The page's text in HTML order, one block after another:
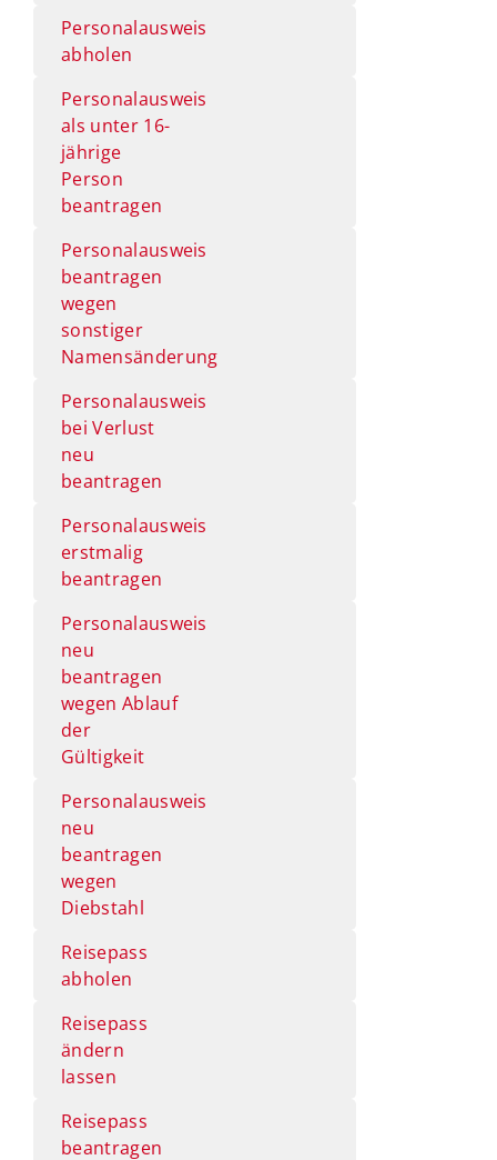
Personalausweis
abholen
Personalausweis
als unter 16-
jährige
Person
beantragen
Personalausweis
beantragen
wegen
sonstiger
Namensänderung
Personalausweis
bei Verlust
neu
beantragen
Personalausweis
erstmalig
beantragen
Personalausweis
neu
beantragen
wegen Ablauf
der
Gültigkeit
Personalausweis
neu
beantragen
wegen
Diebstahl
Reisepass
abholen
Reisepass
ändern
lassen
Reisepass
beantragen